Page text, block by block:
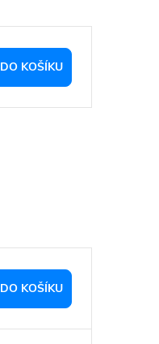
DO KOŠÍKU
DO KOŠÍKU